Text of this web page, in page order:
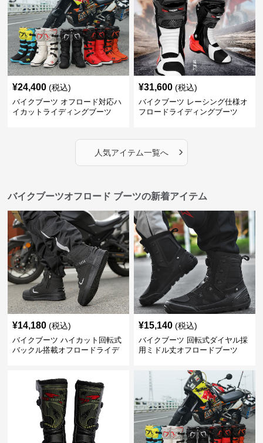
¥24,400 (税込)
バイクブーツ オフロード対応ハ
イカットライディングブーツ
¥31,600 (税込)
バイクブーツ レーシング仕様オ
フロードライディングブーツ
人気アイテム一覧へ ›
バイクブーツオフロード ブーツの新着アイテム
¥14,180 (税込)
バイクブーツ ハイカット回転式
バックル搭載オフロードライデ
¥15,140 (税込)
バイクブーツ 回転式ダイヤル採
用ミドル丈オフロードブーツ